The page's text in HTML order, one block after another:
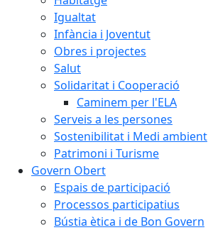
Igualtat
Infància i Joventut
Obres i projectes
Salut
Solidaritat i Cooperació
Caminem per l'ELA
Serveis a les persones
Sostenibilitat i Medi ambient
Patrimoni i Turisme
Govern Obert
Espais de participació
Processos participatius
Bústia ètica i de Bon Govern